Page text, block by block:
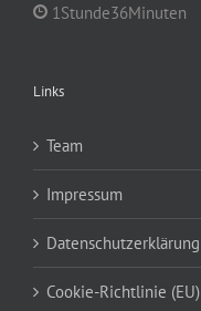
1Stunde36Minuten
Links
Team
Impressum
Datenschutzerklärung
Cookie-Richtlinie (EU)